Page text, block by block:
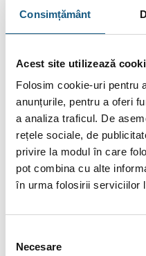
Consimțământ
Acest site utilizează
Folosim cookie-uri pentru
anunțurile, pentru a oferi
a analiza traficul. De
rețele sociale, de
privire la modul în care
pot combina cu alte
în urma folosirii serviciilor
consimțământului
Necesare
Plata în Rate
De la155.68lei/lună în
tbi bank
conține accesorii
asemenea, unele
producător fără preaviz